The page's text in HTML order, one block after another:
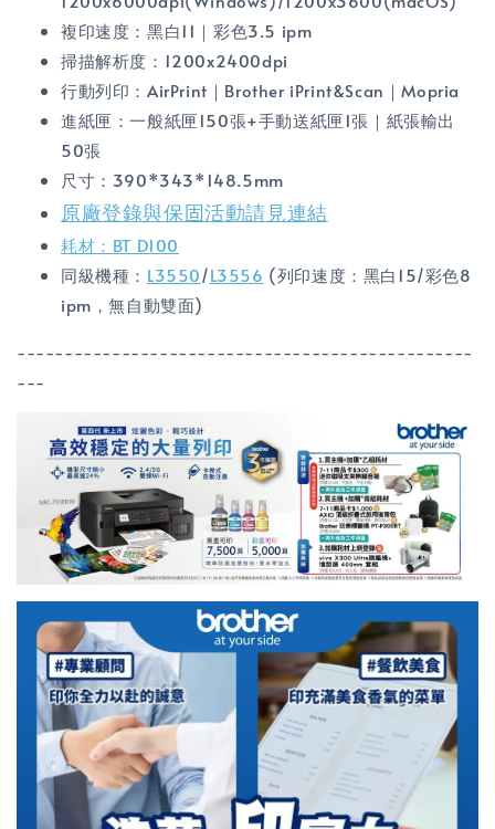
複印速度：黑白11｜彩色3.5 ipm
掃描解析度：1200x2400dpi
行動列印：AirPrint｜Brother iPrint&Scan｜Mopria
進紙匣：一般紙匣150張+手動送紙匣1張｜紙張輸出
50張
尺寸：390*343*148.5mm
原廠登錄與保固活動請見連結
耗材：BT D100
同級機種： L3550/L3556 (列印速度：黑白15/彩色8
ipm，無自動雙面)
------------------------------------------------
---